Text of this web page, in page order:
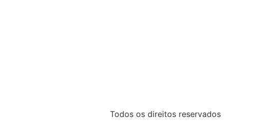
Todos os direitos reservados